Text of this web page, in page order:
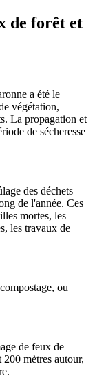
de forêt et
a été le
végétation,
La propagation et
de sécheresse
des déchets
de l'année. Ces
mortes, les
les travaux de
ou
de feux de
200 mètres autour,